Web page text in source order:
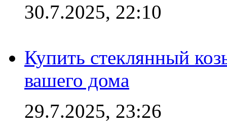
30.7.2025, 22:10
Купить стеклянный
вашего дома
29.7.2025, 23:26